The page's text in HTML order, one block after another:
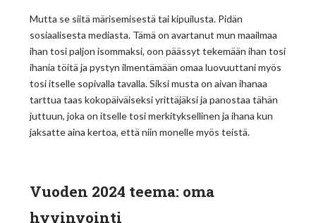
Mutta se siitä märisemisestä tai kipuilusta. Pidän
sosiaalisesta mediasta. Tämä on avartanut mun maailmaa
ihan tosi paljon isommaksi, oon päässyt tekemään ihan tosi
ihania töitä ja pystyn ilmentämään omaa luovuuttani myös
tosi itselle sopivalla tavalla. Siksi musta on aivan ihanaa
tarttua taas kokopäiväiseksi yrittäjäksi ja panostaa tähän
juttuun, joka on itselle tosi merkityksellinen ja ihana kun
jaksatte aina kertoa, että niin monelle myös teistä.
Vuoden 2024 teema: oma
hyvinvointi